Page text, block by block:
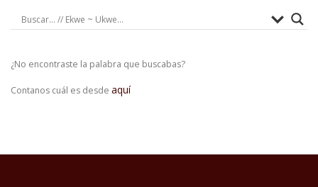
¿No encontraste la palabra que buscabas?
Contanos cuál es desde aquí